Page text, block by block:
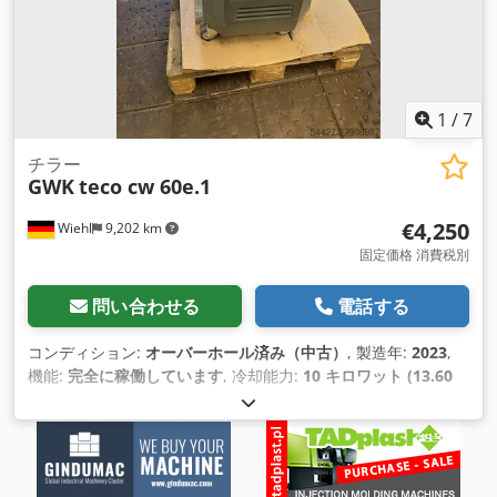
1 /7
Wiehl 9,202 km
チラー
GWKteco cw 60e.1
€4,250
固定価格 消費税別
問い合わせる 電話する
コンディション: オーバーホール済み（中古） , 製造年: 2023,
機能: 完全に稼働しています, 冷却能力: 10 キロワット (13.60
100 kg（キログラム）
（最大）:25 °C, 装備:冷却ユニット, 銘板あり,